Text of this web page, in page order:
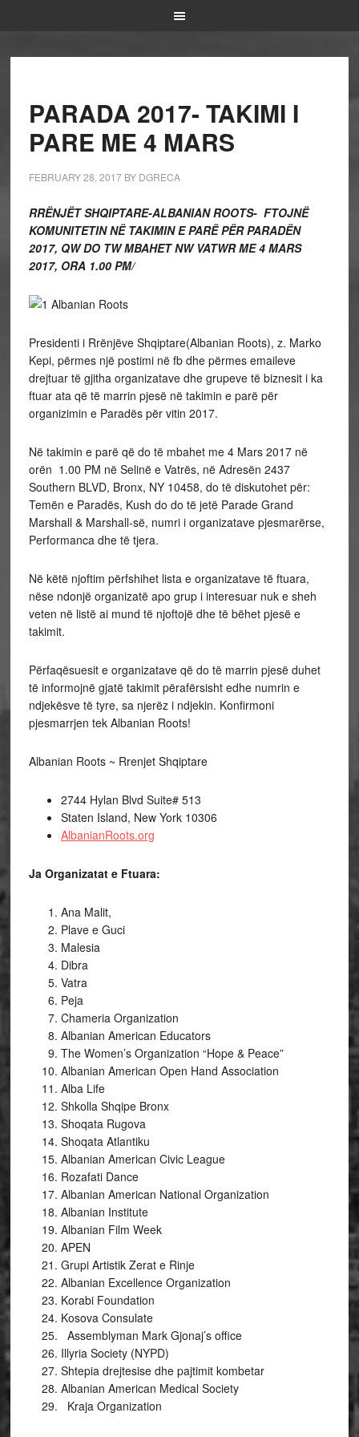
PARADA 2017- TAKIMI I
PARE ME 4 MARS
FEBRUARY 28, 2017BY DGRECA
RRËNJËT SHQIPTARE-ALBANIAN ROOTS- FTOJNË
KOMUNITETIN NË TAKIMIN E PARË PËR PARADËN
2017, QW DO TW MBAHET NW VATWR ME 4 MARS
2017, ORA 1.00 PM/
Presidenti i Rrënjëve Shqiptare(Albanian Roots), z. Marko
Kepi, përmes një postimi në fb dhe përmes emaileve
drejtuar të gjitha organizatave dhe grupeve të biznesit i ka
ftuar ata që të marrin pjesë në takimin e parë për
organizimin e Paradës për vitin 2017.
Në takimin e parë që do të mbahet me 4 Mars 2017 në
orën 1.00 PM në Selinë e Vatrës, në Adresën 2437
Southern BLVD, Bronx, NY 10458, do të diskutohet për:
Temën e Paradës, Kush do do të jetë Parade Grand
Marshall & Marshall-së, numri i organizatave pjesmarërse,
Performanca dhe të tjera.
Në këtë njoftim përfshihet lista e organizatave të ftuara,
nëse ndonjë organizatë apo grup i interesuar nuk e sheh
veten në listë ai mund të njoftojë dhe të bëhet pjesë e
takimit.
Përfaqësuesit e organizatave që do të marrin pjesë duhet
të informojnë gjatë takimit përafërsisht edhe numrin e
ndjekësve të tyre, sa njerëz i ndjekin. Konfirmoni
pjesmarrjen tek Albanian Roots!
Albanian Roots ~ Rrenjet Shqiptare
2744 Hylan Blvd Suite# 513
Staten Island, New York 10306
AlbanianRoots.org
Ja Organizatat e Ftuara:
Ana Malit,
Plave e Guci
Malesia
Dibra
Vatra
Peja
Chameria Organization
Albanian American Educators
The Women’s Organization “Hope & Peace”
Albanian American Open Hand Association
Alba Life
Shkolla Shqipe Bronx
Shoqata Rugova
Shoqata Atlantiku
Albanian American Civic League
Rozafati Dance
Albanian American National Organization
Albanian Institute
Albanian Film Week
APEN
Grupi Artistik Zerat e Rinje
Albanian Excellence Organization
Korabi Foundation
Kosova Consulate
Assemblyman Mark Gjonaj’s office
Illyria Society (NYPD)
Shtepia drejtesise dhe pajtimit kombetar
Albanian American Medical Society
Kraja Organization